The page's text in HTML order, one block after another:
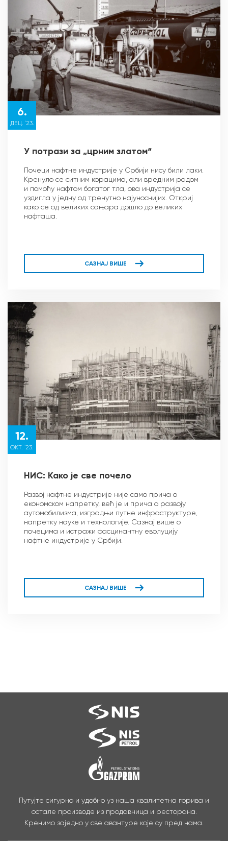
6.
ДЕЦ. `23.
У потрази за „црним златом“
Почеци нафтне индустрије у Србији нису били лаки.
Кренуло се ситним корацима, али вредним радом
и помоћу нафтом богатог тла, ова индустрија се
уздигла у једну од тренутно најуноснијих. Откриј
како се од великих сањара дошло до великих
нафташа.
САЗНАЈ ВИШЕ
12.
ОКТ. `23.
НИС: Како је све почело
Развој нафтне индустрије није само прича о
економском напретку, већ је и прича о развоју
аутомобилизма, изградњи путне инфраструктуре,
напретку науке и технологије. Сазнај више о
почецима и истражи фасцинантну еволуцију
нафтне индустрије у Србији.
САЗНАЈ ВИШЕ
Путујте сигурно и удобно уз наша квалитетна горива и
остале производе из продавница и ресторана.
Кренимо заједно у све авантуре које су пред нама.